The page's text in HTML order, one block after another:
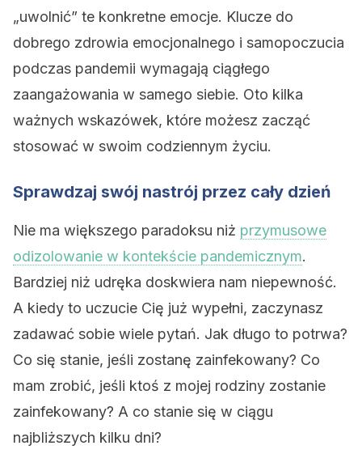
„uwolnić” te konkretne emocje. Klucze do
dobrego zdrowia emocjonalnego i samopoczucia
podczas pandemii wymagają ciągłego
zaangażowania w samego siebie. Oto kilka
ważnych wskazówek, które możesz zacząć
stosować w swoim codziennym życiu.
Sprawdzaj swój nastrój przez cały dzień
Nie ma większego paradoksu niż przymusowe
odizolowanie w kontekście pandemicznym.
Bardziej niż udręka doskwiera nam niepewność.
A kiedy to uczucie Cię już wypełni, zaczynasz
zadawać sobie wiele pytań. Jak długo to potrwa?
Co się stanie, jeśli zostanę zainfekowany? Co
mam zrobić, jeśli ktoś z mojej rodziny zostanie
zainfekowany? A co stanie się w ciągu
najbliższych kilku dni?